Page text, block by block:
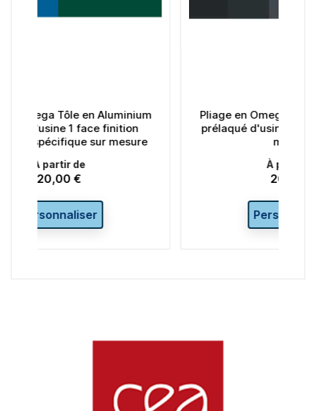
finition
mesure
Pliage en Omega Tôle en Aluminium
prélaqué d'usine 1 face brillant- sur